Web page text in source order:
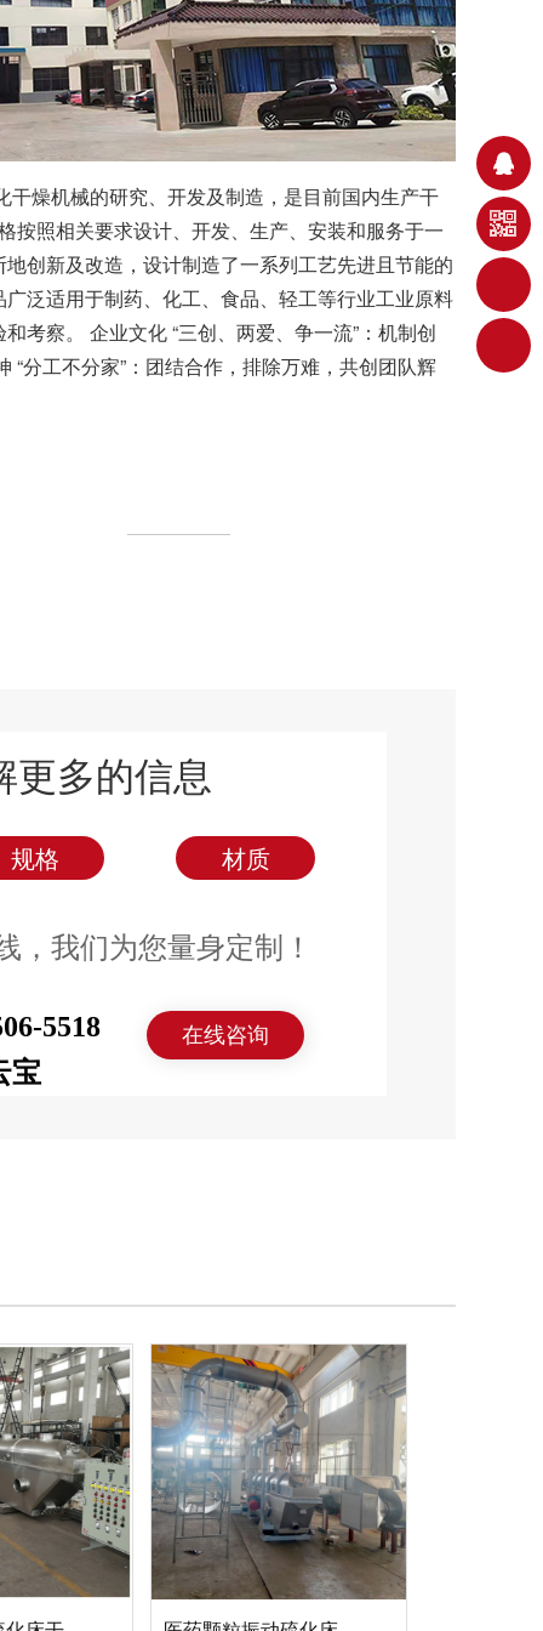
燥机械的研究、开发及制造，是目前国内生产干
按照相关要求设计、开发、生产、安装和服务于一
创新及改造，设计制造了一系列工艺先进且节能的
泛适用于制药、化工、食品、轻工等行业工业原料
考察。 企业文化 “三创、两爱、争一流”：机制创
分工不分家”：团结合作，排除万难，共创团队辉
更多的信息
规格 材质
，我们为您量身定制！
5518 在线咨询
宝